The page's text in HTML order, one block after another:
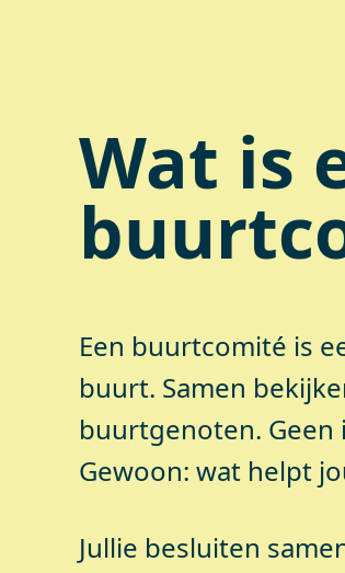
Wat is
Een buurtcomité is
buurt. Samen
buurtgenoten. Geen
Gewoon: wat helpt
Jullie besluiten